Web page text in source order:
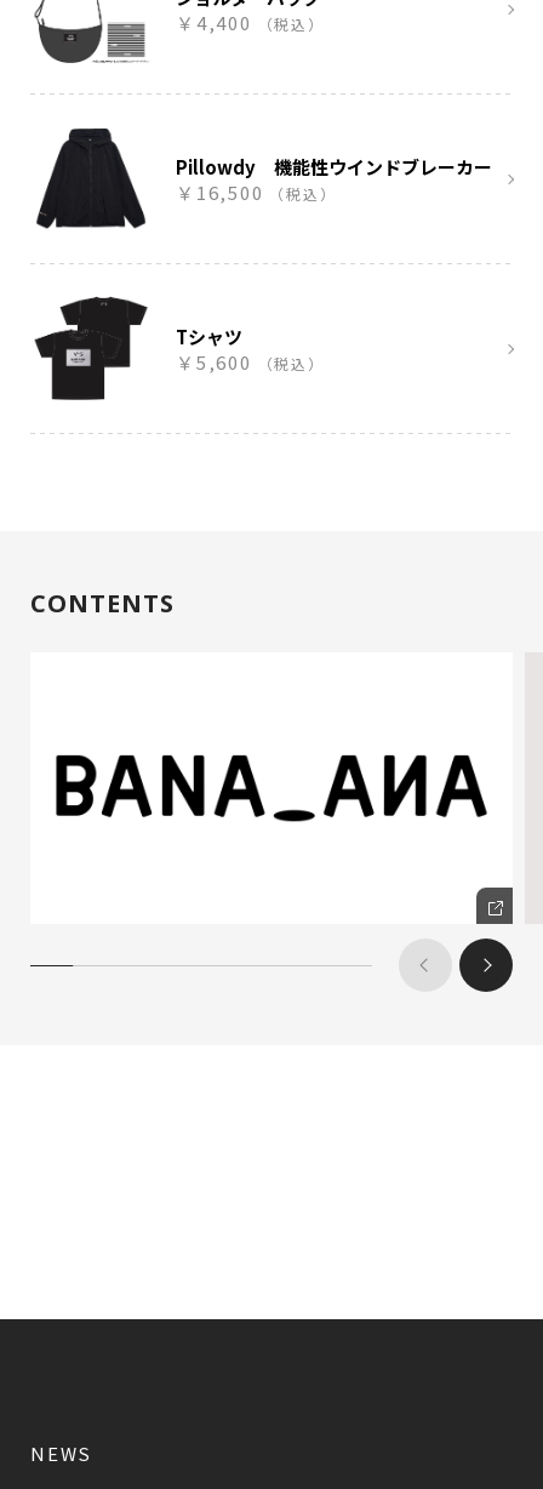
￥4,400
（税込）
Pillowdy 機能性ウインドブレーカー
￥16,500
（税込）
Tシャツ
￥5,600
（税込）
CONTENTS
NEWS